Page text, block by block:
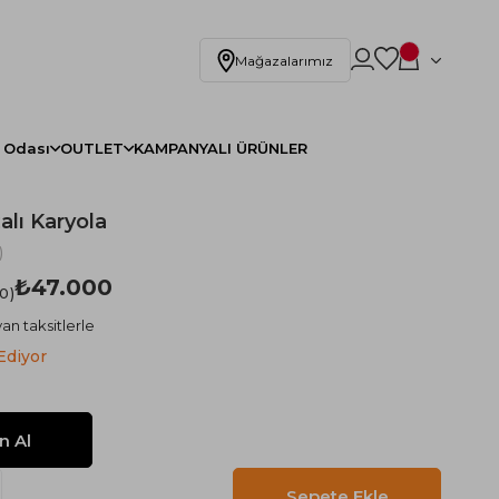
Mağazalarımız
OUTLET KAMPANYALI ÜRÜNLER
Karyola
₺47.000
taksitlerle